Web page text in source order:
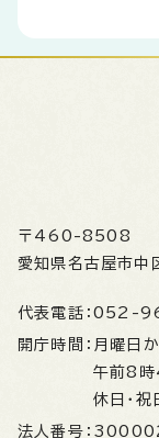
〒460-8508
愛知県名古屋市中
代表電話： 052-
開庁時間： 月曜日
午前8
休日・祝
法人番号：